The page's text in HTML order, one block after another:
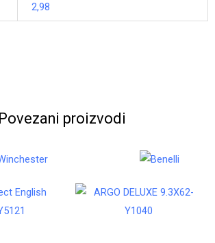
2,98
Povezani proizvodi